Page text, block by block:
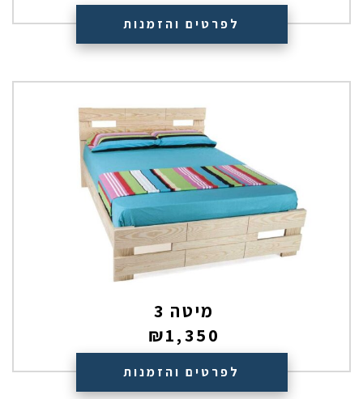
לפרטים והזמנות
מיטה 3
₪1,350
לפרטים והזמנות